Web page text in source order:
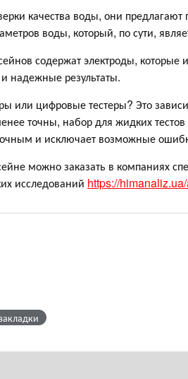
качества воды, они
воды, который, по сути,
содержат электроды, которые
надежные результаты.
или цифровые тестеры? Это
точны, набор для жидких
и исключает возможные
можно заказать в компаниях
исследований https://